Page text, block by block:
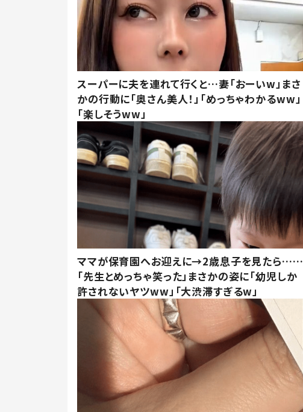
スーパーに夫を連れて行くと…妻「おーいw」まさ
かの行動に「奥さん美人！」「めっちゃわかるww」
「楽しそうww」
ママが保育園へお迎えに→2歳息子を見たら……
「先生とめっちゃ笑った」まさかの姿に「幼児しか
許されないヤツww」「大渋滞すぎるw」